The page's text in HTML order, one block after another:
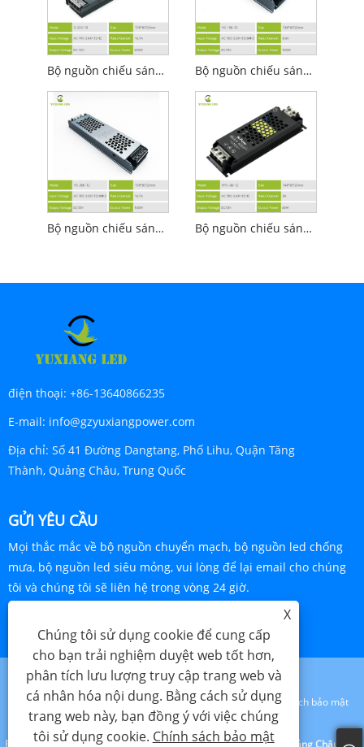
Bộ nguồn chiếu sáng tuyến tính tiết kiệm năng lượng Led 12v 100w Bộ nguồn chiếu sáng tuyến tính phong cách 12V 100W
Bộ nguồn chiếu sáng tuyến tính Led 12v 200w thời trang Bộ nguồn chiếu sáng tuyến tính bán keo 12v 60w
điện thoại: +86-13640866235
E-mail: info@gzyuxiangpower.com
Địa chỉ: Số 41 Đường Dangtang, Phố Lihu, Quận Tăng
Thành, Quảng Châu, Trung Quốc
GỬI YÊU CẦU
Mọi thắc mắc về bộ nguồn chuyển mạch, bộ nguồn led chống
mưa, bộ nguồn led siêu mỏng, vui lòng để lại email cho chúng
tôi và chúng tôi sẽ liên hệ trong vòng 24 giờ.
Links Sitemap RSS XML Chính sách bảo mật
X
Chúng tôi sử dụng cookie để cung cấp
cho bạn trải nghiệm duyệt web tốt hơn,
phân tích lưu lượng truy cập trang web và
cá nhân hóa nội dung. Bằng cách sử dụng
trang web này, bạn đồng ý với việc chúng
tôi sử dụng cookie. Chính sách bảo mật